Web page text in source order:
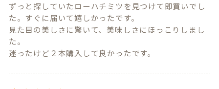
ずっと探していたローハチミツを見つけて即買いでし
た。すぐに届いて嬉しかったです。
見た目の美しさに驚いて、美味しさにほっこりしまし
た。
迷ったけど２本購入して良かったです。